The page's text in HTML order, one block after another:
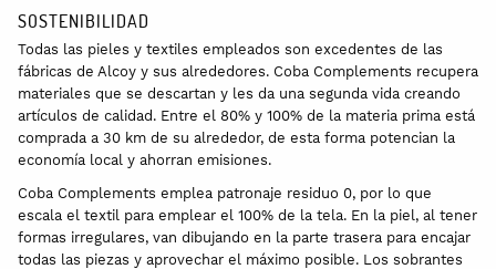
SOSTENIBILIDAD
Todas las pieles y textiles empleados son excedentes de las
fábricas de Alcoy y sus alrededores. Coba Complements recupera
materiales que se descartan y les da una segunda vida creando
artículos de calidad. Entre el 80% y 100% de la materia prima está
comprada a 30 km de su alrededor, de esta forma potencian la
economía local y ahorran emisiones.
Coba Complements emplea patronaje residuo 0, por lo que
escala el textil para emplear el 100% de la tela. En la piel, al tener
formas irregulares, van dibujando en la parte trasera para encajar
todas las piezas y aprovechar el máximo posible. Los sobrantes